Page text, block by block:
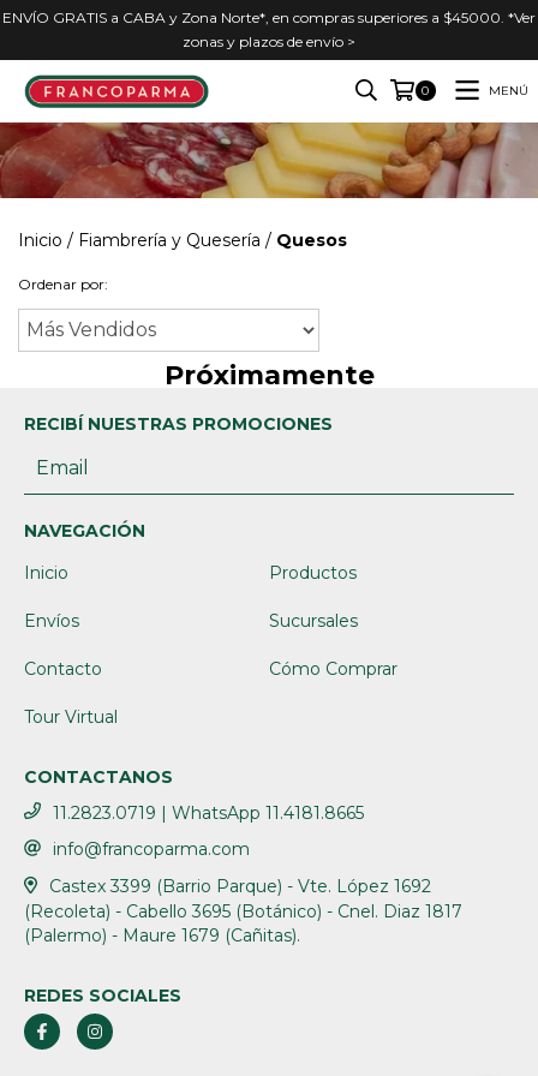
ENVÍO GRATIS a CABA y Zona Norte*, en compras superiores a $45000. *Ver
zonas y plazos de envío >
0 MENÚ
Inicio / Fiambrería y Quesería / Quesos
Ordenar por:
Próximamente
RECIBÍ NUESTRAS PROMOCIONES
NAVEGACIÓN
Inicio
Productos
Envíos Sucursales
Contacto Cómo Comprar
Tour Virtual
CONTACTANOS
11.2823.0719 | WhatsApp 11.4181.8665
info@francoparma.com
Castex 3399 (Barrio Parque) - Vte. López 1692
(Recoleta) - Cabello 3695 (Botánico) - Cnel. Diaz 1817
(Palermo) - Maure 1679 (Cañitas).
REDES SOCIALES